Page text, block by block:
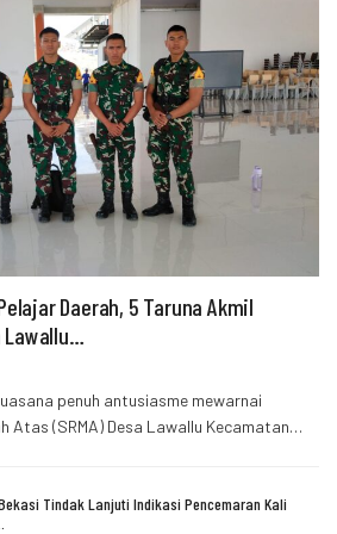
Daerah, 5 Taruna Akmil
Lawallu…
penuh antusiasme mewarnai
Atas (SRMA) Desa Lawallu Kecamatan…
Tindak Lanjuti Indikasi Pencemaran Kali